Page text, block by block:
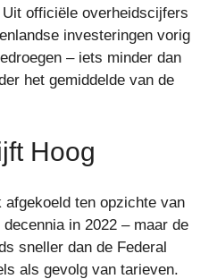
officiële overheidscijfers
investeringen vorig
– iets minder dan
het gemiddelde van de
Hoog
ten opzichte van
in 2022 – maar de
sneller dan de Federal
als gevolg van tarieven.